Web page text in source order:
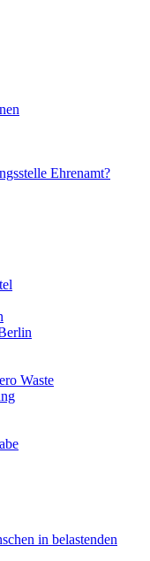
Ehrenamt?
Waste
in belastenden